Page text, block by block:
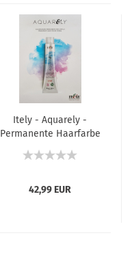
Itely - Aquarely -
Permanente Haarfarbe
42,99 EUR